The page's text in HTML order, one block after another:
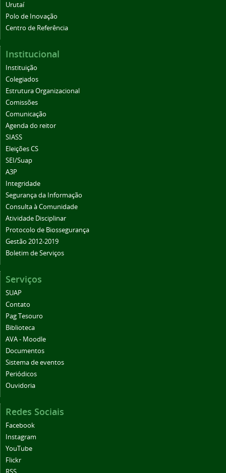
Urutaí
Polo de Inovação
Centro de Referência
Institucional
Instituição
Colegiados
Estrutura Organizacional
Comissões
Comunicação
Agenda do reitor
SIASS
Eleições CS
SEI/Suap
A3P
Integridade
Segurança da Informação
Consulta à Comunidade
Atividade Disciplinar
Protocolo de Biossegurança
Gestão 2012-2019
Boletim de Serviços
Serviços
SUAP
Contato
Pag Tesouro
Biblioteca
AVA - Moodle
Documentos
Sistema de eventos
Periódicos
Ouvidoria
Redes Sociais
Facebook
Instagram
YouTube
Flickr